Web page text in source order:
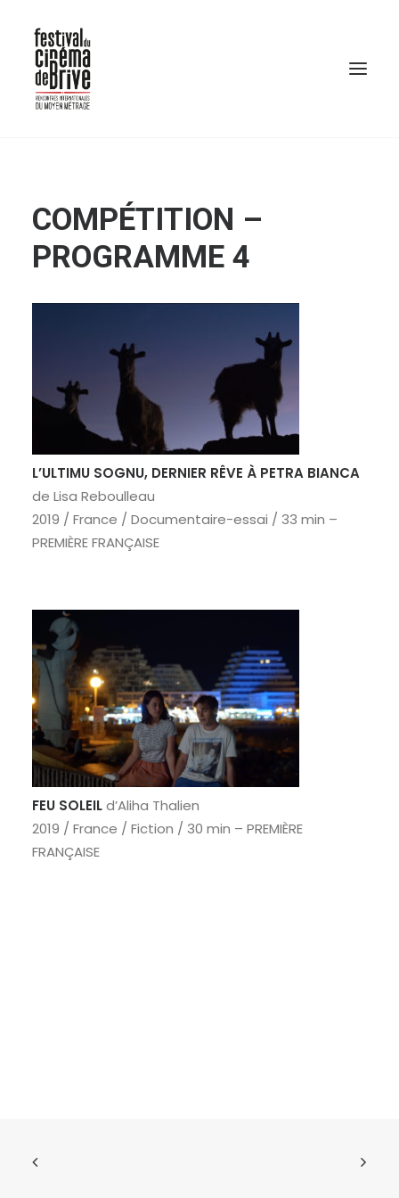
RECHERCHE
COMPÉTITION –
PROGRAMME 4
L’ULTIMU SOGNU, DERNIER RÊVE À PETRA BIANCA
de Lisa Reboulleau
2019 / France / Documentaire-essai / 33 min –
PREMIÈRE FRANÇAISE
FEU SOLEILd’Aliha Thalien
2019 / France / Fiction / 30 min – PREMIÈRE
FRANÇAISE